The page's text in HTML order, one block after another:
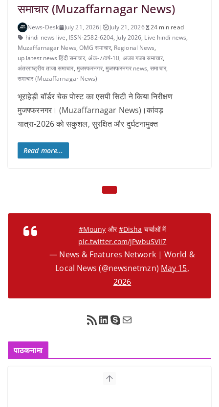
समाचार (Muzaffarnagar News)
News-Desk July 21, 2026| July 21, 2026
24 min read
hindi news live, ISSN-2582-6204, July 2026, Live hindi news,
Muzaffarnagar News,OMG समाचार, Regional News,
up latest news हिंदी समाचार,अंक-7/वर्ष-10, अजब गजब समाचार,
अंतरराष्ट्रीय ताजा समाचार, मुजफ्फरनगर, मुजफ्फरनगर news,समाचार,
समाचार (Muzaffarnagar News)
भूराहेड़ी बॉर्डर चेक पोस्ट का एसपी सिटी ने किया निरीक्षण
मुजफ्फरनगर। (Muzaffarnagar News)।कांवड़
यात्रा-2026 को सकुशल, सुरक्षित और दुर्घटनामुक्त
Read more...
#Mouny और#Disha चर्चाओं में
pic.twitter.com/jPwbuSVIi7
— News & Features Network | World &
Local News (@newsnetmzn) May 15,
2026
RSS Feed LinkedIn Skype Mail
पाठकनामा